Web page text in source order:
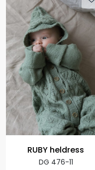
RUBY heldress
DG 476-11